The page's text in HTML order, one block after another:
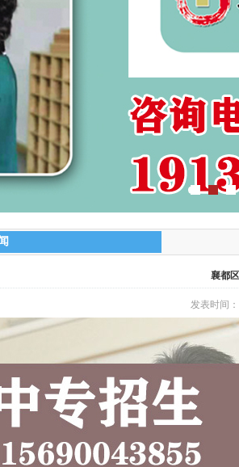
襄都
发表时间